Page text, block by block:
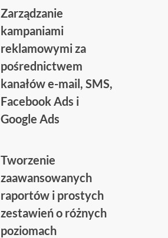
Zarządzanie
kampaniami
reklamowymi za
pośrednictwem
kanałów e-mail, SMS,
Facebook Ads i
Google Ads
Tworzenie
zaawansowanych
raportów i prostych
zestawień o różnych
poziomach